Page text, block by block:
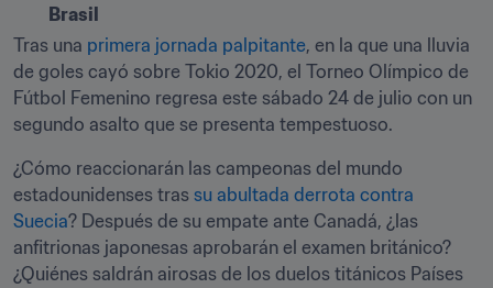
Brasil
Tras una primera jornada palpitante, en la que una lluvia
de goles cayó sobre Tokio 2020, el Torneo Olímpico de
Fútbol Femenino regresa este sábado 24 de julio con un
segundo asalto que se presenta tempestuoso.
¿Cómo reaccionarán las campeonas del mundo
estadounidenses tras su abultada derrota contra
Suecia? Después de su empate ante Canadá, ¿las
anfitrionas japonesas aprobarán el examen británico?
¿Quiénes saldrán airosas de los duelos titánicos Países